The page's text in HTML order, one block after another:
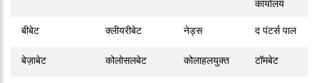
कार्यालय
बीबेट क्लीयरीबेट नेड्स द पंटर्स पाल
बेज़ाबेट कोलोसलबेट कोलाहलयुक्त टॉमबेट